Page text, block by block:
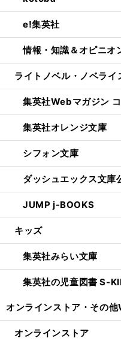
e!集英社
情報・知識＆オピニ
ライトノベル・ノベライ
集英社Webマガジン
集英社オレンジ文庫
シフォン文庫
ダッシュエックス文庫
JUMP j-BOOKS
キッズ
集英社みらい文庫
集英社の児童図書 S-
オンラインストア・ その他
オンラインストア